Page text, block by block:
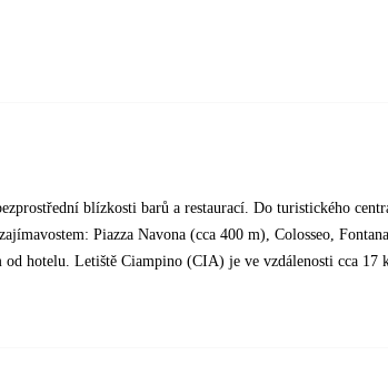
blízkosti barů a restaurací. Do turistického
Piazza Navona (cca 400 m), Colosseo,
od hotelu. Letiště Ciampino (CIA) je ve vzdálenosti cca